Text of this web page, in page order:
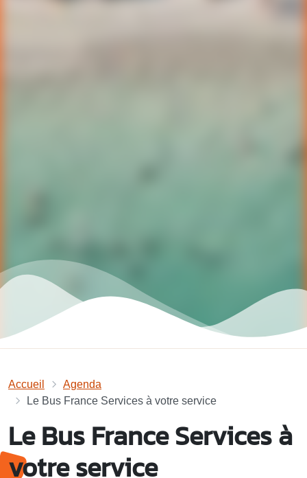
Accueil
Agenda
Le Bus France Services à votre service
Le Bus France Services à
votre service